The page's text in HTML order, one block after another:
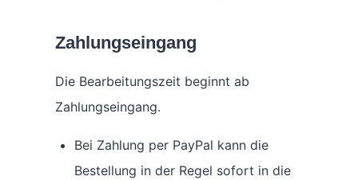
Zahlungseingang
Die Bearbeitungszeit beginnt ab
Zahlungseingang.
Bei Zahlung per PayPal kann die
Bestellung in der Regel sofort in die